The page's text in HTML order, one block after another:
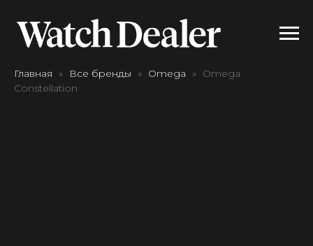
Главная Все бренды Omega
Omega
Constellation